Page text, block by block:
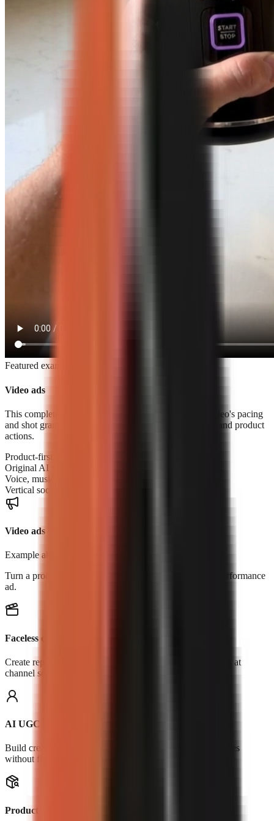
Featured example
Video ads
This complete product ad was built from a reference video's pacing
and shot grammar using original footage, voice, music, and product
actions.
Product-first storytelling
Original AI video scenes
Voice, music, and sound design
Vertical social-ready export
Video ads
Example above
Turn a product, URL, or reference clip into an original performance
ad.
Faceless channels
Create repeatable Shorts, explainers, stories, and list videos at
channel scale.
AI UGC
Build creator-led hooks, testimonials, and product-use scenes
without filming.
Product demos